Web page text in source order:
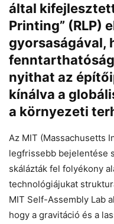
által
Printing” (RLP)
gyorsaságával,
nyithat az
kínálva a
a környezeti
Az MIT (Massachusetts
legfrissebb bejelentése
skálázták fel folyékony
technológiájukat
MIT Self-Assembly Lab
hogy a gravitáció és a